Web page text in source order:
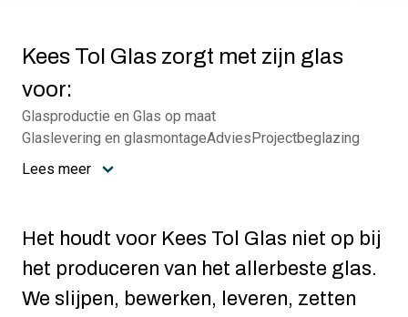
Kees Tol Glas zorgt met zijn glas
voor:
Glasproductie en Glas op maat
Glaslevering en glasmontageAdviesProjectbeglazing
Lees meer
Het houdt voor Kees Tol Glas niet op bij
het produceren van het allerbeste glas.
We slijpen, bewerken, leveren, zetten